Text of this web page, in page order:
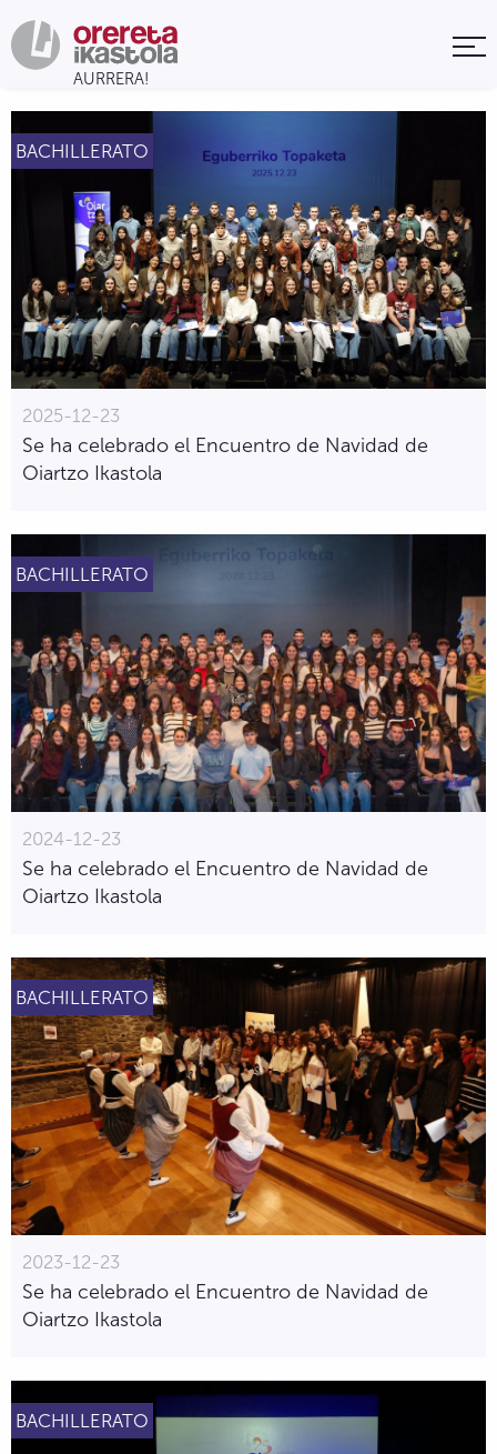
BACHILLERATO
2025-12-23
Se ha celebrado el Encuentro de Navidad de
Oiartzo Ikastola
BACHILLERATO
2024-12-23
Se ha celebrado el Encuentro de Navidad de
Oiartzo Ikastola
BACHILLERATO
2023-12-23
Se ha celebrado el Encuentro de Navidad de
Oiartzo Ikastola
BACHILLERATO